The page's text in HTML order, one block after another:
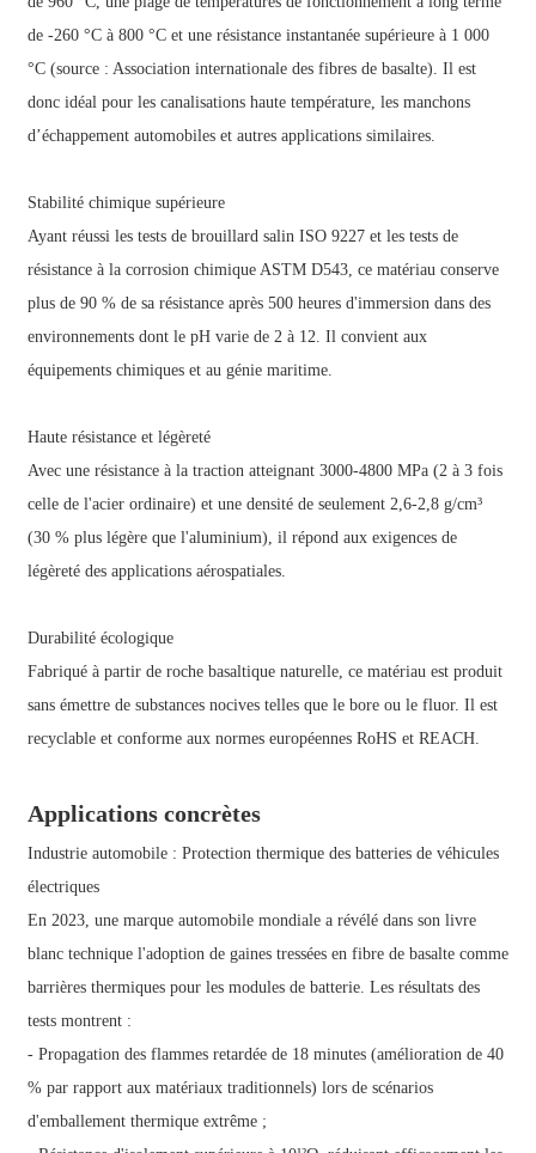
de -260 °C à 800 °C et une résistance instantanée supérieure à 1 000
°C (source : Association internationale des fibres de basalte). Il est
donc idéal pour les canalisations haute température, les manchons
d’échappement automobiles et autres applications similaires.
Stabilité chimique supérieure
Ayant réussi les tests de brouillard salin ISO 9227 et les tests de
résistance à la corrosion chimique ASTM D543, ce matériau conserve
plus de 90 % de sa résistance après 500 heures d'immersion dans des
environnements dont le pH varie de 2 à 12. Il convient aux
équipements chimiques et au génie maritime.
Haute résistance et légèreté
Avec une résistance à la traction atteignant 3000-4800 MPa (2 à 3 fois
celle de l'acier ordinaire) et une densité de seulement 2,6-2,8 g/cm³
(30 % plus légère que l'aluminium), il répond aux exigences de
légèreté des applications aérospatiales.
Durabilité écologique
Fabriqué à partir de roche basaltique naturelle, ce matériau est produit
sans émettre de substances nocives telles que le bore ou le fluor. Il est
recyclable et conforme aux normes européennes RoHS et REACH.
Applications concrètes
Industrie automobile : Protection thermique des batteries de véhicules
électriques
En 2023, une marque automobile mondiale a révélé dans son livre
blanc technique l'adoption de gaines tressées en fibre de basalte comme
barrières thermiques pour les modules de batterie. Les résultats des
tests montrent :
- Propagation des flammes retardée de 18 minutes (amélioration de 40
% par rapport aux matériaux traditionnels) lors de scénarios
d'emballement thermique extrême ;